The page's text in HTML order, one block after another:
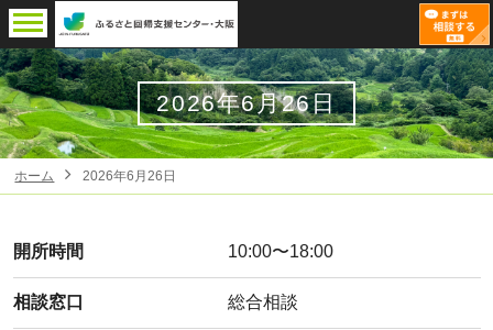
2026年6月26日
ホーム 2026年6月26日
開所時間 10:00〜18:00
相談窓口 総合相談